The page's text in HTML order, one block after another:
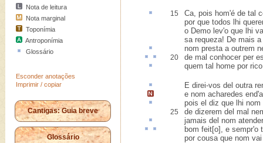
Nota de leitura
Nota marginal
Toponímia
Antroponímia
Glossário
Esconder anotações
Imprimir / copiar
Cantigas: Guia breve
Glossário
15 Ca, pois hom'é de tal
por que todos lhi
o Demo lev'o que lhi
sa requeza! De mais a
nom prestaa outrem
20 de mal conhocer per
quem tal home por
E direi-vos del outra
e nom acharedes
pois el diz que lhi
25
de dizerem del mal
jamais del nom
bom feit[o] , e sempr'o
por cousa que nom